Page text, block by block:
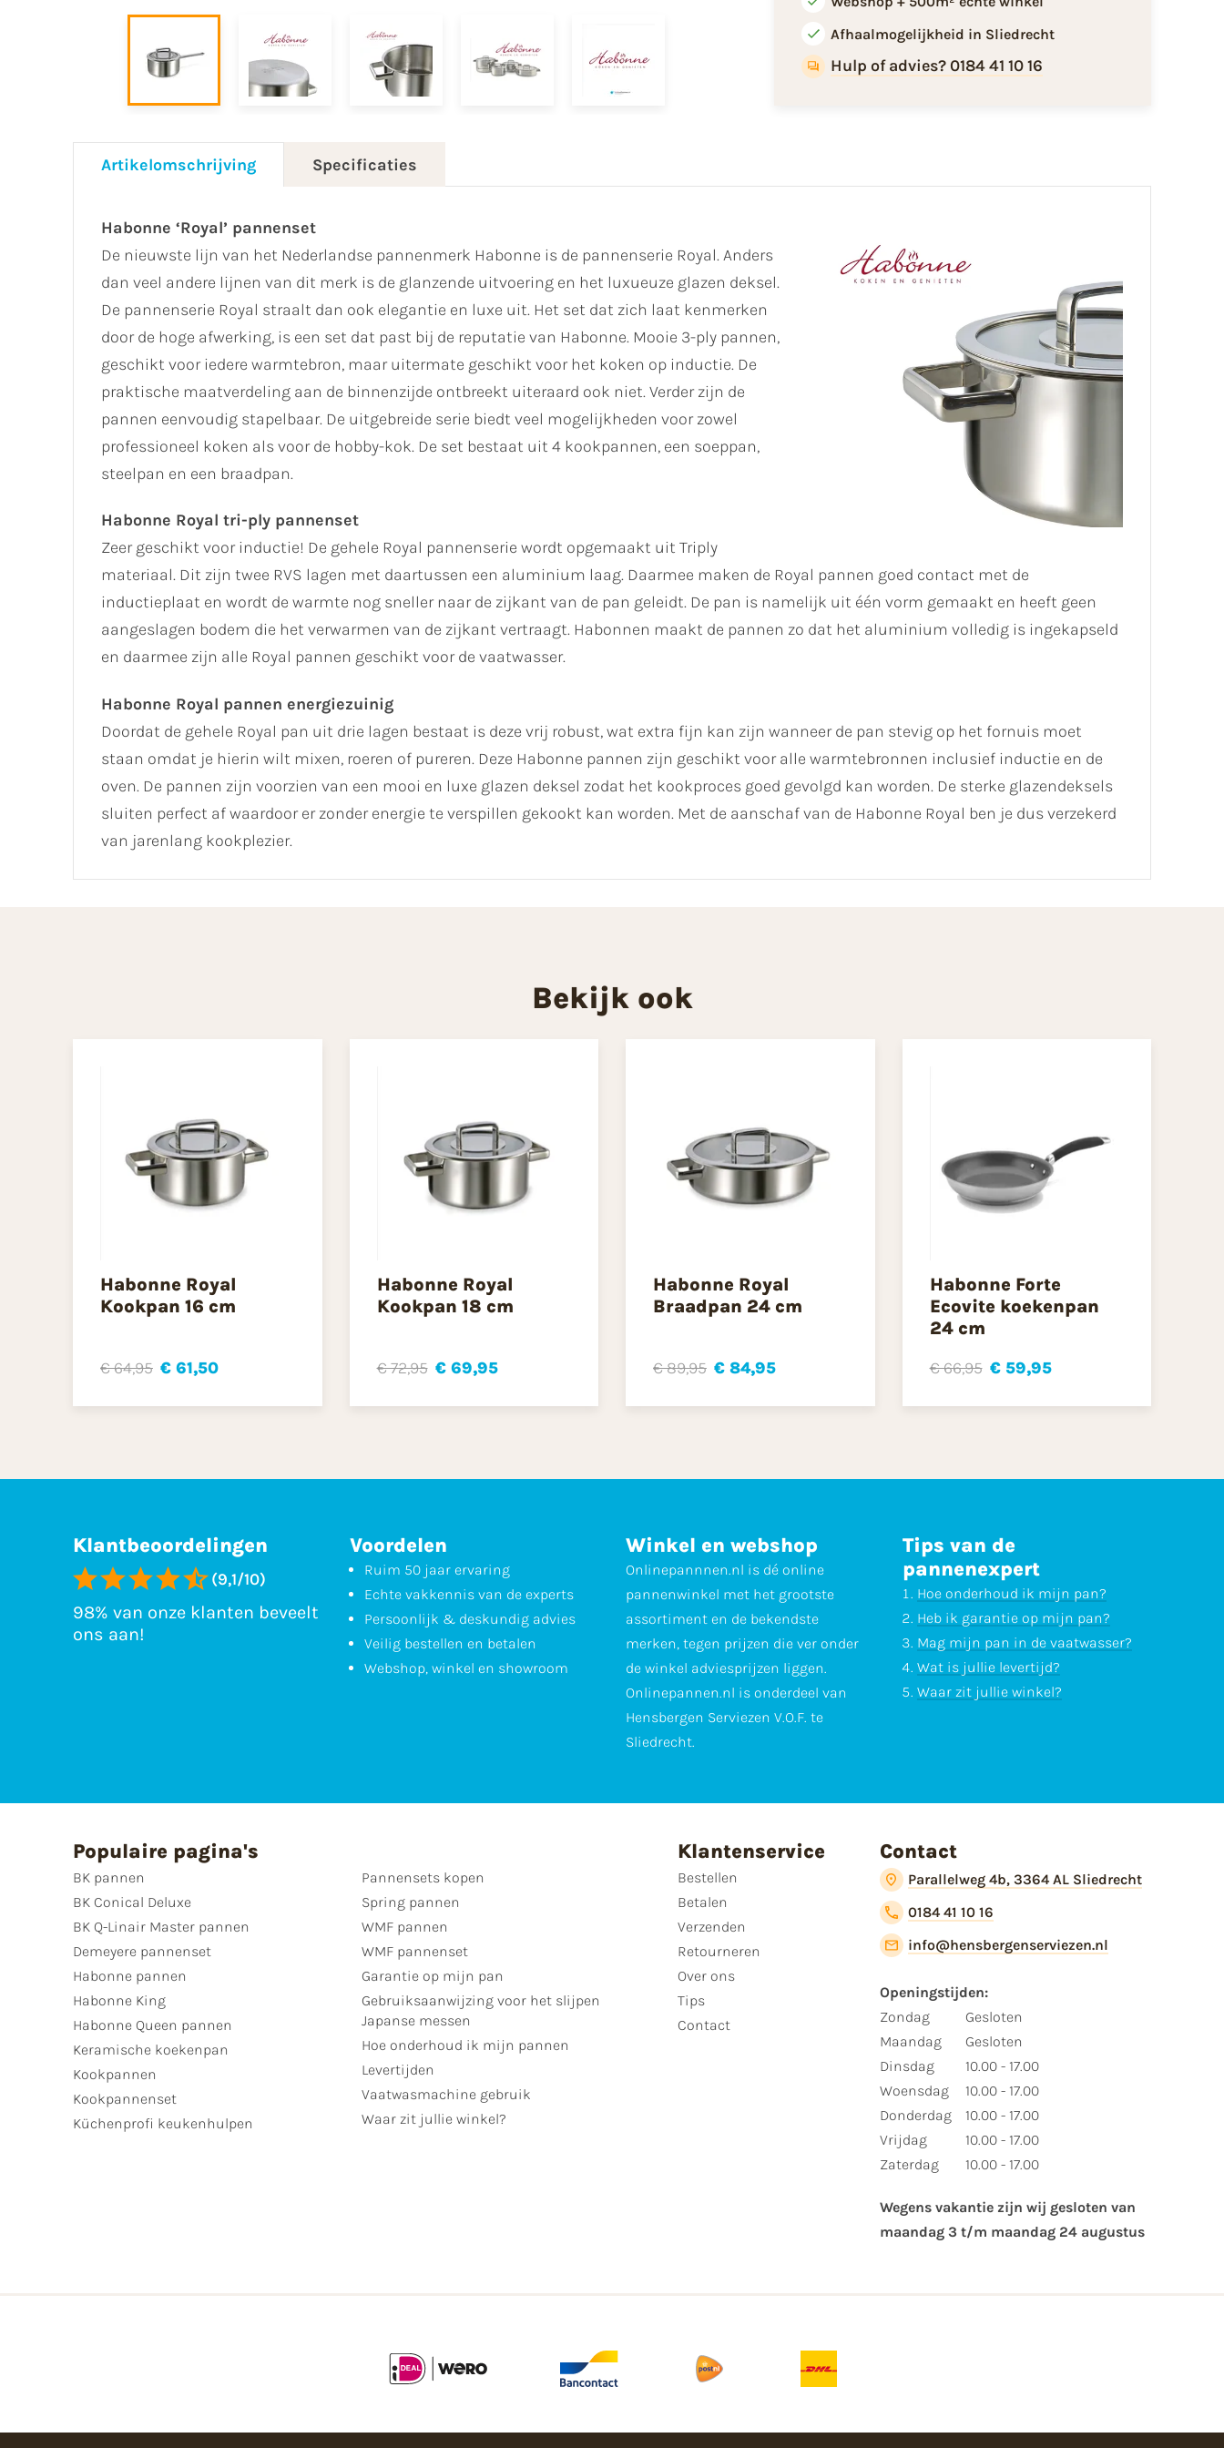
Afhaalmogelijkheid in Sliedrecht
Hulp of advies? 0184 41 10 16
Artikelomschrijving Specificaties
Habonne ‘Royal’ pannenset
De nieuwste lijn van het Nederlandse pannenmerk Habonne is de pannenserie Royal. Anders
dan veel andere lijnen van dit merk is de glanzende uitvoering en het luxueuze glazen deksel.
De pannenserie Royal straalt dan ook elegantie en luxe uit. Het set dat zich laat kenmerken
door de hoge afwerking, is een set dat past bij de reputatie van Habonne. Mooie 3-ply pannen,
geschikt voor iedere warmtebron, maar uitermate geschikt voor het koken op inductie. De
praktische maatverdeling aan de binnenzijde ontbreekt uiteraard ook niet. Verder zijn de
pannen eenvoudig stapelbaar. De uitgebreide serie biedt veel mogelijkheden voor zowel
professioneel koken als voor de hobby-kok. De set bestaat uit 4 kookpannen, een soeppan,
steelpan en een braadpan.
Habonne Royal tri-ply pannenset
Zeer geschikt voor inductie! De gehele Royal pannenserie wordt opgemaakt uit Triply
materiaal. Dit zijn twee RVS lagen met daartussen een aluminium laag. Daarmee maken de Royal pannen goed contact met de
inductieplaat en wordt de warmte nog sneller naar de zijkant van de pan geleidt. De pan is namelijk uit één vorm gemaakt en heeft geen
aangeslagen bodem die het verwarmen van de zijkant vertraagt. Habonnen maakt de pannen zo dat het aluminium volledig is ingekapseld
en daarmee zijn alle Royal pannen geschikt voor de vaatwasser.
Habonne Royal pannen energiezuinig
Doordat de gehele Royal pan uit drie lagen bestaat is deze vrij robust, wat extra fijn kan zijn wanneer de pan stevig op het fornuis moet
staan omdat je hierin wilt mixen, roeren of pureren. Deze Habonne pannen zijn geschikt voor alle warmtebronnen inclusief inductie en de
oven. De pannen zijn voorzien van een mooi en luxe glazen deksel zodat het kookproces goed gevolgd kan worden. De sterke glazendeksels
sluiten perfect af waardoor er zonder energie te verspillen gekookt kan worden. Met de aanschaf van de Habonne Royal ben je dus verzekerd
van jarenlang kookplezier.
Bekijk ook
Habonne Royal
Kookpan 16 cm
€ 64,95 € 61,50
Habonne Royal
Kookpan 18 cm
€ 72,95 € 69,95
Habonne Royal
Braadpan 24 cm
€ 89,95 € 84,95
Habonne Forte
Ecovite koekenpan
24 cm
€ 66,95 € 59,95
Klantbeoordelingen
(9,1/10)
98% van onze klanten beveelt
ons aan!
Voordelen
Ruim 50 jaar ervaring
Echte vakkennis van de experts
Persoonlijk & deskundig advies
Veilig bestellen en betalen
Webshop, winkel en showroom
Winkel en webshop
Onlinepannnen.nl is dé online
pannenwinkel met het grootste
assortiment en de bekendste
merken, tegen prijzen die ver onder
de winkel adviesprijzen liggen.
Onlinepannen.nl is onderdeel van
Hensbergen Serviezen V.O.F. te
Sliedrecht.
Tips van de
pannenexpert
Hoe onderhoud ik mijn pan?
Heb ik garantie op mijn pan?
Mag mijn pan in de vaatwasser?
Wat is jullie levertijd?
Waar zit jullie winkel?
Populaire pagina's
BK pannen
BK Conical Deluxe
BK Q-Linair Master pannen
Demeyere pannenset
Habonne pannen
Habonne King
Habonne Queen pannen
Keramische koekenpan
Kookpannen
Kookpannenset
Küchenprofi keukenhulpen
Pannensets kopen
Spring pannen
WMF pannen
WMF pannenset
Garantie op mijn pan
Gebruiksaanwijzing voor het slijpen
Japanse messen
Hoe onderhoud ik mijn pannen
Levertijden
Vaatwasmachine gebruik
Waar zit jullie winkel?
Klantenservice
Bestellen
Betalen
Verzenden
Retourneren
Over ons
Tips
Contact
Contact
Parallelweg 4b, 3364 AL Sliedrecht
0184 41 10 16
info@hensbergenserviezen.nl
Openingstijden:​
​Zondag
Maandag
Dinsdag
Woensdag
Donderdag
Vrijdag
Zaterdag
Gesloten
Gesloten
10.00 - 17.00
10.00 - 17.00
10.00 - 17.00
10.00 - 17.00
10.00 - 17.00
Wegens vakantie zijn wij gesloten van ​
maandag 3 t/m maandag 24 augustus